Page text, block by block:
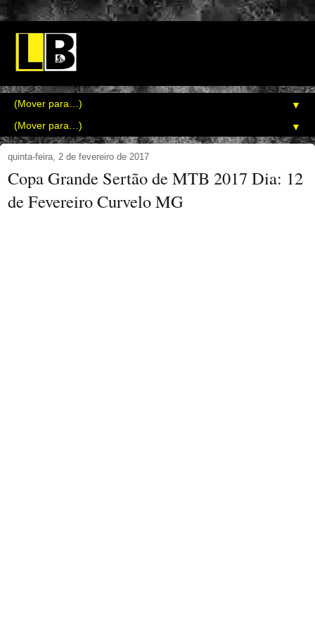
▼
▼
quinta-feira, 2 de fevereiro de 2017
Copa Grande Sertão de MTB 2017 Dia: 12
de Fevereiro Curvelo MG